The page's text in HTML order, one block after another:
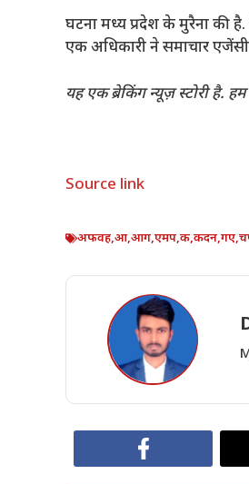
घटना मध्य प्रदेश के मुरैना की
एक अधिकारी ने समाचार
यह एक ब्रेकिंग न्यूज़ स्टोरी है.
Source link
अफवह,आ,आग,एमप,क,कदन,गए,